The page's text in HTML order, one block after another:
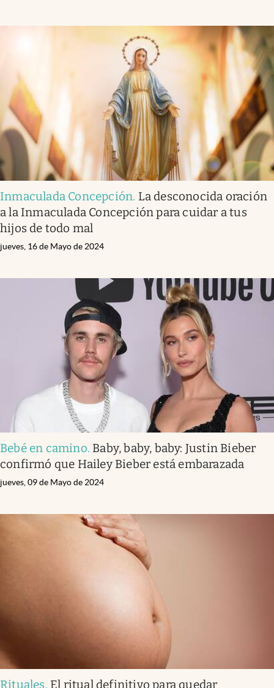
Inmaculada Concepción. La desconocida oración
a la Inmaculada Concepción para cuidar a tus
hijos de todo mal
jueves, 16 de Mayo de 2024
Bebé en camino. Baby, baby, baby: Justin Bieber
confirmó que Hailey Bieber está embarazada
jueves, 09 de Mayo de 2024
Rituales. El ritual definitivo para quedar